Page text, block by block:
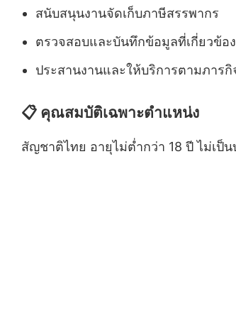
สนับสนุนงานจัดเก็บภาษีสรรพากร
ตรวจสอบและบันทึกข้อมูลที่เกี่ยวข้อ
ประสานงานและให้บริการตามภาร
📋 คุณสมบัติเฉพาะตำแหน่ง
สัญชาติไทย อายุไม่ต่ำกว่า 18 ปี ไม่เ